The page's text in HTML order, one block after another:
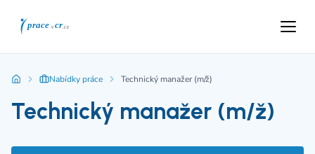
Nabídky práce Technický manažer (m/ž)
Technický manažer (m/ž)